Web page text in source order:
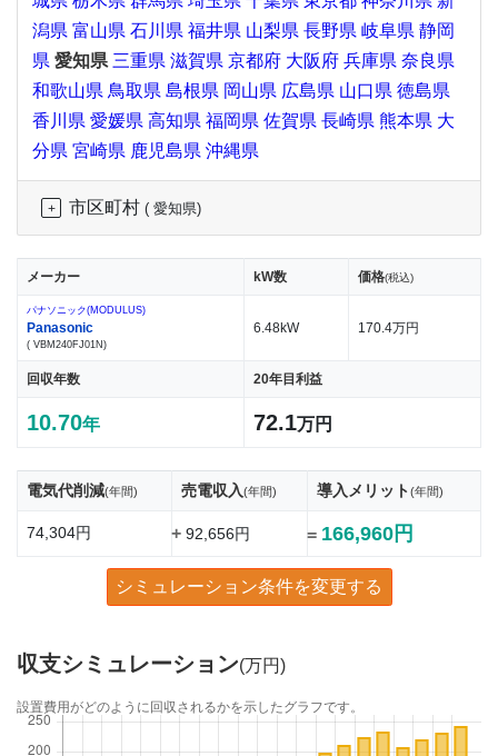
潟県 富山県 石川県 福井県 山梨県 長野県 岐阜県 静岡
県 愛知県 三重県 滋賀県 京都府 大阪府 兵庫県 奈良県
和歌山県 鳥取県 島根県 岡山県 広島県 山口県 徳島県
香川県 愛媛県 高知県 福岡県 佐賀県 長崎県 熊本県 大
分県 宮崎県 鹿児島県 沖縄県
市区町村 ( 愛知県)
メーカー kW数 価格(税込)
パナソニック(MODULUS)
Panasonic
( VBM240FJ01N)
6.48kW 170.4万円
回収年数 20年目利益
10.70年 72.1万円
電気代削減(年間) 売電収入(年間) 導入メリット(年間)
74,304円 +92,656円 = 166,960円
シミュレーション条件を変更する
収支シミュレーション(万円)
設置費用がどのように回収されるかを示したグラフです。